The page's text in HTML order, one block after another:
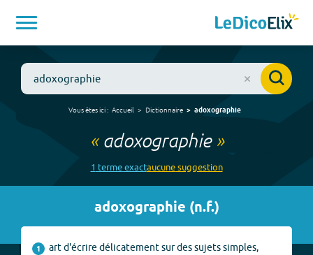
Vous êtes ici : Accueil Dictionnaire adoxographie
« adoxographie»
1 termeexactaucunesuggestion
adoxographie (n.f.)
1
art d'écrire délicatement sur des sujets simples,